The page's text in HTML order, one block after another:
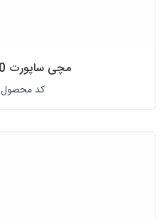
مچی ساپورت 70 طرح گربه
کد محصول